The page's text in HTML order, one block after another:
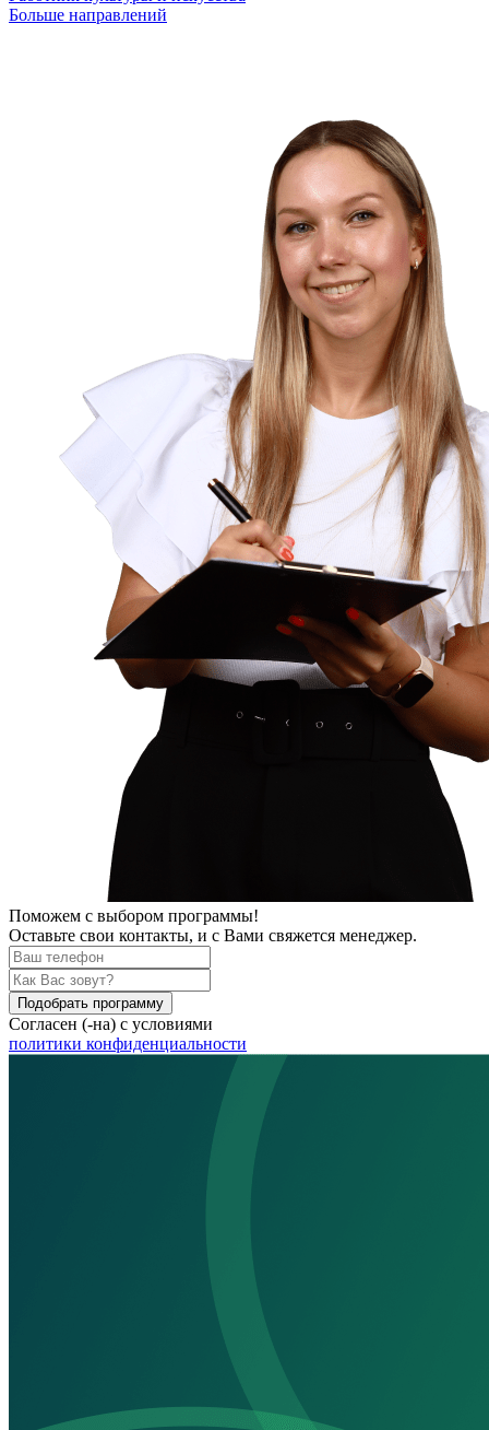
Больше направлений
Поможем с выбором программы!
Оставьте свои контакты, и с Вами свяжется менеджер.
Подобрать программу
Согласен (-на) с условиями
политики конфиденциальности